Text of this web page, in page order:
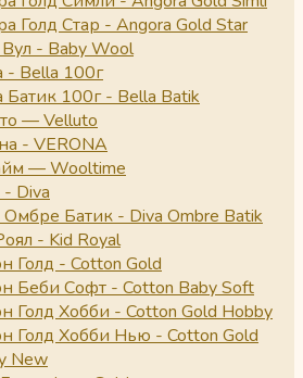
Голд Стар - Angora Gold Star
- Baby Wool
- Bella 100г
Батик 100г - Bella Batik
— Velluto
- VERONA
— Wooltime
Diva
Батик - Diva Ombre Batik
- Kid Royal
Голд - Cotton Gold
Беби Софт - Cotton Baby Soft
Голд Хобби - Cotton Gold Hobby
Голд Хобби Нью - Cotton Gold
New